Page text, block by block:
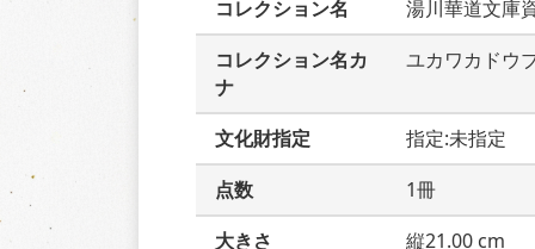
コレクション名
湯川華道文庫
コレクション名カ
ナ
ユカワカドウ
文化財指定
指定:未指定
点数
1冊
大きさ
縦21.00 cm